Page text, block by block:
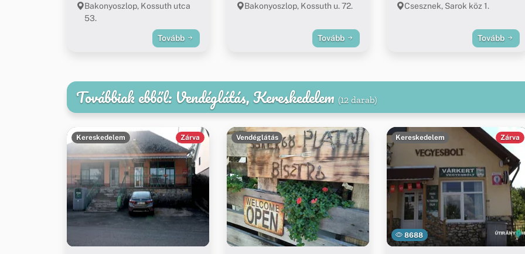
Bakonyoszlop, Kossuth utca
53.
Tovább
Bakonyoszlop, Kossuth u. 72.
Tovább
Csesznek, Sarok köz 1.
Tovább
Továbbiak ebből: Vendéglátás, Kereskedelem (12 darab)
Kereskedelem Zárva Vendéglátás
8688
Kereskedelem Zárva